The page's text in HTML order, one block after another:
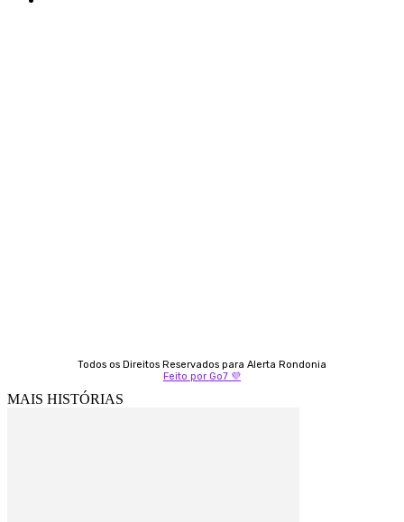
Todos os Direitos Reservados para Alerta Rondonia
Feito por Go7 💜
MAIS HISTÓRIAS